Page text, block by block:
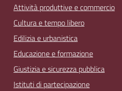
Attività produttive e commercio
Cultura e tempo libero
Edilizia e urbanistica
Educazione e formazione
Giustizia e sicurezza pubblica
Istituti di partecipazione